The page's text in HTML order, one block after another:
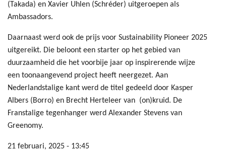
(Takada) en Xavier Uhlen (Schréder) uitgeroepen als
Ambassadors.
Daarnaast werd ook de prijs voor Sustainability Pioneer 2025
uitgereikt. Die beloont een starter op het gebied van
duurzaamheid die het voorbije jaar op inspirerende wijze
een toonaangevend project heeft neergezet. Aan
Nederlandstalige kant werd de titel gedeeld door Kasper
Albers (Borro) en Brecht Herteleer van (on)kruid. De
Franstalige tegenhanger werd Alexander Stevens van
Greenomy.
21 februari, 2025 - 13:45